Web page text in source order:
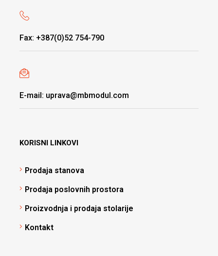
Fax: +387(0)52 754-790
E-mail: uprava@mbmodul.com
KORISNI LINKOVI
Prodaja stanova
Prodaja poslovnih prostora
Proizvodnja i prodaja stolarije
Kontakt